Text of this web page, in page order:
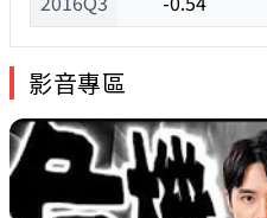
影音專區